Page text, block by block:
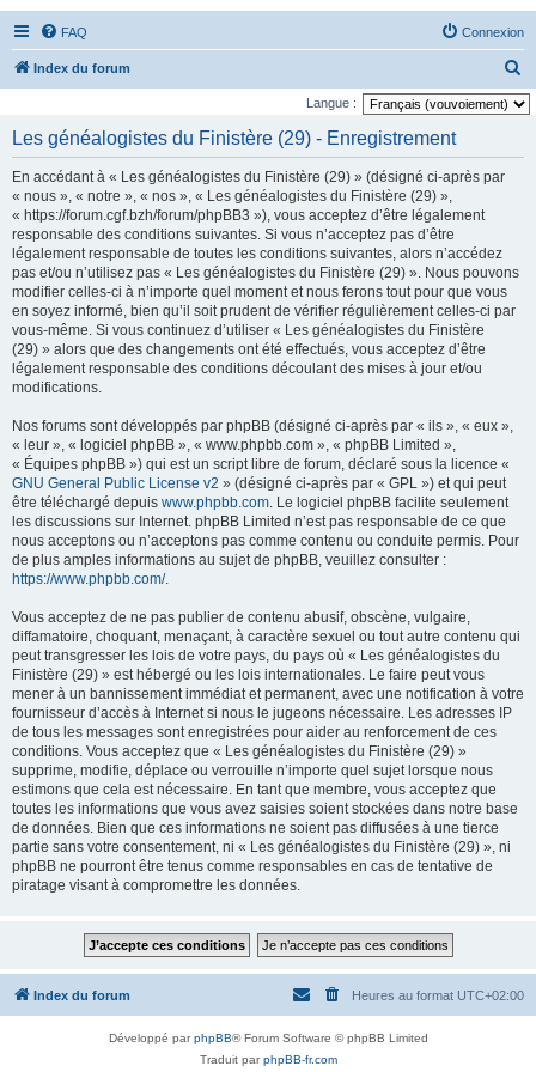
FAQ Connexion
Index du forum
e
Langue :
Les généalogistes du Finistère (29) - Enregistrement
En accédant à « Les généalogistes du Finistère (29) » (désigné ci-après par
« nous », « notre », « nos », « Les généalogistes du Finistère (29) »,
« https://forum.cgf.bzh/forum/phpBB3 »), vous acceptez d’être légalement
responsable des conditions suivantes. Si vous n’acceptez pas d’être
légalement responsable de toutes les conditions suivantes, alors n’accédez
pas et/ou n’utilisez pas « Les généalogistes du Finistère (29) ». Nous pouvons
modifier celles-ci à n’importe quel moment et nous ferons tout pour que vous
en soyez informé, bien qu’il soit prudent de vérifier régulièrement celles-ci par
vous-même. Si vous continuez d’utiliser « Les généalogistes du Finistère
(29) » alors que des changements ont été effectués, vous acceptez d’être
légalement responsable des conditions découlant des mises à jour et/ou
modifications.
Nos forums sont développés par phpBB (désigné ci-après par « ils », « eux »,
« leur », « logiciel phpBB », « www.phpbb.com », « phpBB Limited »,
« Équipes phpBB ») qui est un script libre de forum, déclaré sous la licence «
GNU General Public License v2 » (désigné ci-après par « GPL ») et qui peut
être téléchargé depuis www.phpbb.com. Le logiciel phpBB facilite seulement
les discussions sur Internet. phpBB Limited n’est pas responsable de ce que
nous acceptons ou n’acceptons pas comme contenu ou conduite permis. Pour
de plus amples informations au sujet de phpBB, veuillez consulter :
https://www.phpbb.com/.
Vous acceptez de ne pas publier de contenu abusif, obscène, vulgaire,
diffamatoire, choquant, menaçant, à caractère sexuel ou tout autre contenu qui
peut transgresser les lois de votre pays, du pays où « Les généalogistes du
Finistère (29) » est hébergé ou les lois internationales. Le faire peut vous
mener à un bannissement immédiat et permanent, avec une notification à votre
fournisseur d’accès à Internet si nous le jugeons nécessaire. Les adresses IP
de tous les messages sont enregistrées pour aider au renforcement de ces
conditions. Vous acceptez que « Les généalogistes du Finistère (29) »
supprime, modifie, déplace ou verrouille n’importe quel sujet lorsque nous
estimons que cela est nécessaire. En tant que membre, vous acceptez que
toutes les informations que vous avez saisies soient stockées dans notre base
de données. Bien que ces informations ne soient pas diffusées à une tierce
partie sans votre consentement, ni « Les généalogistes du Finistère (29) », ni
phpBB ne pourront être tenus comme responsables en cas de tentative de
piratage visant à compromettre les données.
Index du forum Heures au format UTC+02:00
Développé parphpBB® Forum Software © phpBB Limited
Traduit parphpBB-fr.com